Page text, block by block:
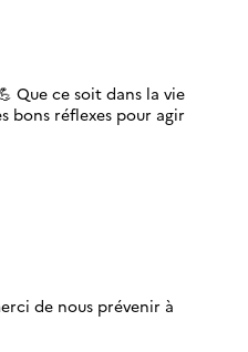
Que ce soit dans la vie
bons réflexes pour agir
de nous prévenir à